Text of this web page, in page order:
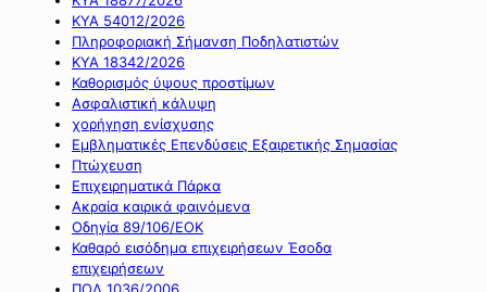
ΚΥΑ 54012/2026
Πληροφοριακή Σήμανση Ποδηλατιστών
ΚΥΑ 18342/2026
Καθορισμός ύψους προστίμων
Ασφαλιστική κάλυψη
χορήγηση ενίσχυσης
Εμβληματικές Επενδύσεις Εξαιρετικής Σημασίας
Πτώχευση
Επιχειρηματικά Πάρκα
Ακραία καιρικά φαινόμενα
Οδηγία 89/106/ΕΟΚ
Καθαρό εισόδημα επιχειρήσεων Έσοδα
επιχειρήσεων